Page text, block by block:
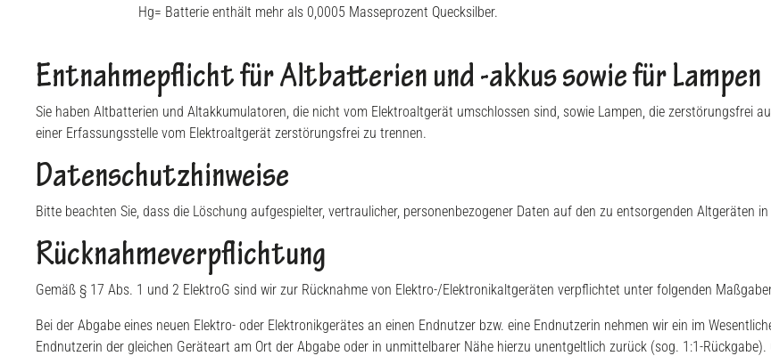
Hg= Batterie enthält mehr als 0,0005 Masseprozent Quecksilber.
Entnahmepflicht für Altbatterien und -akkus sowie für Lampen
Sie haben Altbatterien und Altakkumulatoren, die nicht vom Elektroaltgerät umschlossen sind, sowie Lampen, die zerstörungsfrei
einer Erfassungsstelle vom Elektroaltgerät zerstörungsfrei zu trennen.
Datenschutzhinweise
Bitte beachten Sie, dass die Löschung aufgespielter, vertraulicher, personenbezogener Daten auf den zu entsorgenden Altgeräten
Rücknahmeverpflichtung
Gemäß § 17 Abs. 1 und 2 ElektroG sind wir zur Rücknahme von Elektro-/Elektronikaltgeräten verpflichtet unter folgenden
Bei der Abgabe eines neuen Elektro- oder Elektronikgerätes an einen Endnutzer bzw. eine Endnutzerin nehmen wir ein im
Endnutzerin der gleichen Geräteart am Ort der Abgabe oder in unmittelbarer Nähe hierzu unentgeltlich zurück (sog. 1:1-